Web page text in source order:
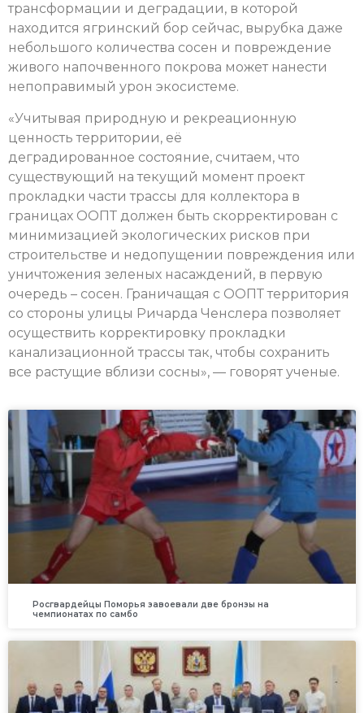
трансформации и деградации, в которой
находится ягринский бор сейчас, вырубка даже
небольшого количества сосен и повреждение
живого напочвенного покрова может нанести
непоправимый урон экосистеме.
«Учитывая природную и рекреационную
ценность территории, её
деградированное состояние, считаем, что
существующий на текущий момент проект
прокладки части трассы для коллектора в
границах ООПТ должен быть скорректирован с
минимизацией экологических рисков при
строительстве и недопущении повреждения или
уничтожения зеленых насаждений, в первую
очередь – сосен. Граничащая с ООПТ территория
со стороны улицы Ричарда Ченслера позволяет
осуществить корректировку прокладки
канализационной трассы так, чтобы сохранить
все растущие вблизи сосны», — говорят ученые.
Росгвардейцы Поморья завоевали две бронзы на
чемпионатах по самбо